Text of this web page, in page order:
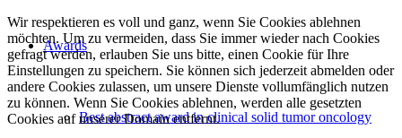
Awards
Best abstract award in clinical solid tumor oncology
Wir respektieren es voll und ganz, wenn Sie Cookies ablehnen
möchten. Um zu vermeiden, dass Sie immer wieder nach Cookies
gefragt werden, erlauben Sie uns bitte, einen Cookie für Ihre
Einstellungen zu speichern. Sie können sich jederzeit abmelden oder
andere Cookies zulassen, um unsere Dienste vollumfänglich nutzen
zu können. Wenn Sie Cookies ablehnen, werden alle gesetzten
Cookies auf unserer Domain entfernt.